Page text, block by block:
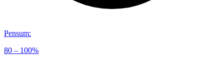
Pensum:
80 – 100%